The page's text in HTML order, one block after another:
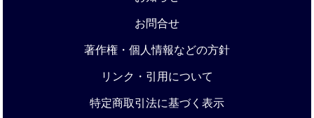
お問合せ
著作権・個人情報などの方針
リンク・引用について
特定商取引法に基づく表示